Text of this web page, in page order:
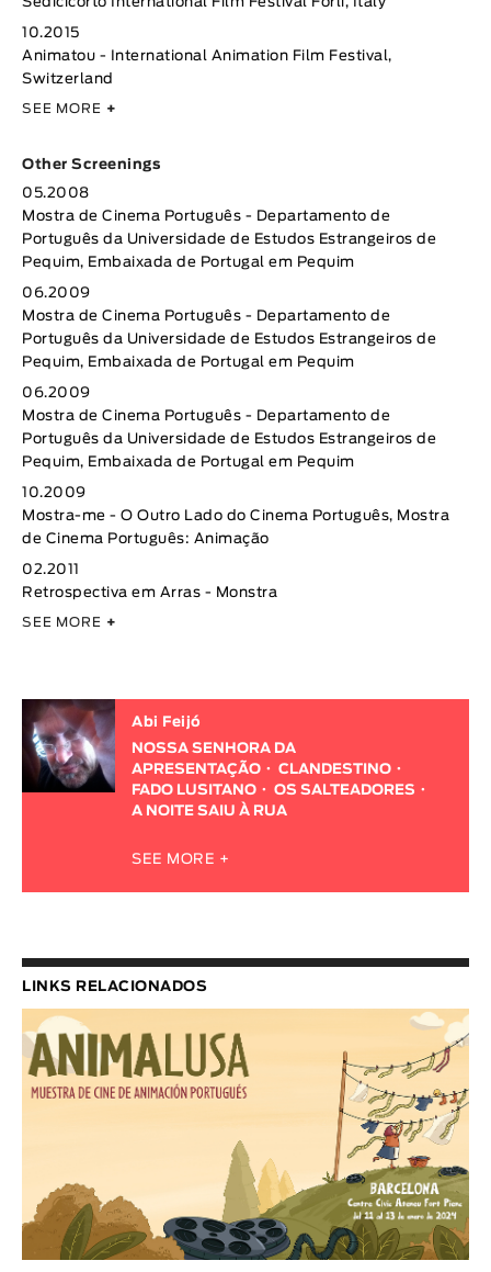
10.2015
Animatou - International Animation Film Festival,
Switzerland
SEE MORE +
Other Screenings
05.2008
Mostra de Cinema Português - Departamento de
Português da Universidade de Estudos Estrangeiros de
Pequim, Embaixada de Portugal em Pequim
06.2009
Mostra de Cinema Português - Departamento de
Português da Universidade de Estudos Estrangeiros de
Pequim, Embaixada de Portugal em Pequim
06.2009
Mostra de Cinema Português - Departamento de
Português da Universidade de Estudos Estrangeiros de
Pequim, Embaixada de Portugal em Pequim
10.2009
Mostra-me - O Outro Lado do Cinema Português, Mostra
de Cinema Português: Animação
02.2011
Retrospectiva em Arras - Monstra
SEE MORE +
Abi Feijó
NOSSA SENHORA DA
APRESENTAÇÃO
CLANDESTINO
FADO LUSITANO
OS SALTEADORES
A NOITE SAIU À RUA
SEE MORE +
LINKS RELACIONADOS